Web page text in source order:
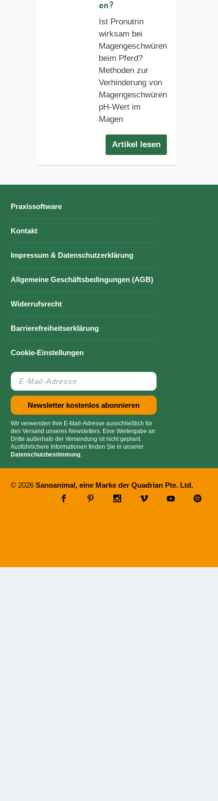
en?
Ist Pronutrin
wirksam bei
Magengeschwüren
beim Pferd?
Methoden zur
Verhinderung von
Magengeschwüren
pH-Wert im
Magen
Artikel lesen
Praxissoftware
Kontakt
Impressum & Datenschutzerklärung
Allgemeine Geschäftsbedingungen (AGB)
Widerrufsrecht
Barrierefreiheitserklärung
Cookie-Einstellungen
Wir verwenden Ihre E-Mail-Adresse ausschließlich für
den Versand unseres Newsletters. Eine Weitergabe an
Dritte außerhalb der Versendung ist nicht geplant.
Ausführlichere Informationen finden Sie in unserer
Datenschutzbestimmung
© 2026Sanoanimal, eine Marke der Quadrian Pte. Ltd.